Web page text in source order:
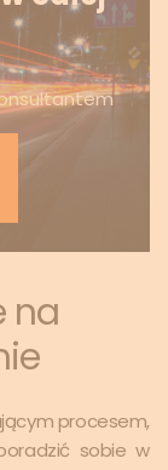
na
procesem,
sobie w